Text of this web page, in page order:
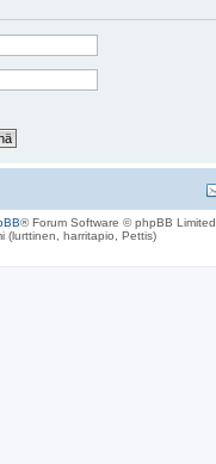
® Forum Software © phpBB Limited
(lurttinen, harritapio, Pettis)